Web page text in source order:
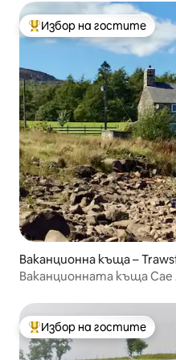
Най-популярен избор на
Избор на гостите
Ваканционна къща –
Ваканционната къща
Най-популярен избор на
Избор на гостите